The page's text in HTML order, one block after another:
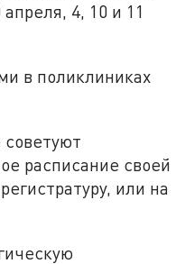
4, 10 и 11
в поликлиниках
расписание своей
или на